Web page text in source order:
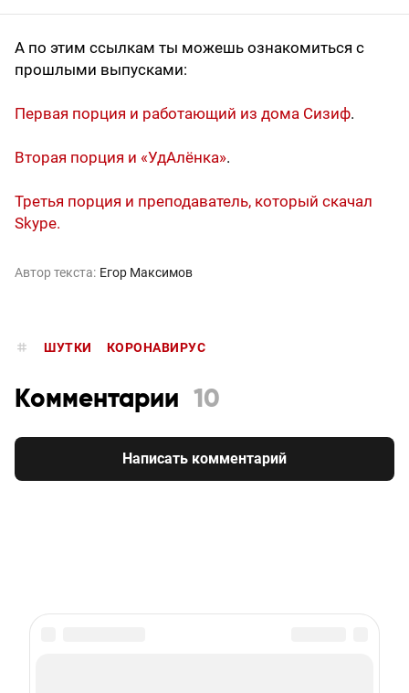
А по этим ссылкам ты можешь ознакомиться с
прошлыми выпусками:
Первая порция и работающий из дома Сизиф.
Вторая порция и «УдАлёнка».
Третья порция и преподаватель, который скачал
Skype.
Автор текста: Егор Максимов
ШУТКИ КОРОНАВИРУС
Комментарии 10
Написать комментарий